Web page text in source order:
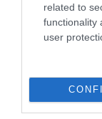
related to
functionality
user
5 h 4 min